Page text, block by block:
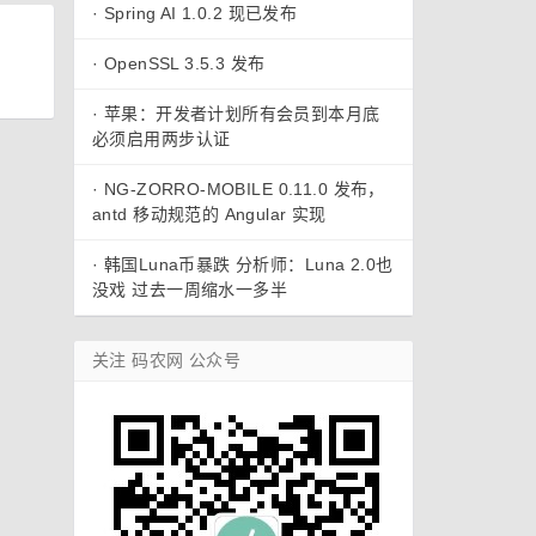
· Spring AI 1.0.2 现已发布
· OpenSSL 3.5.3 发布
· 苹果：开发者计划所有会员到本月底
必须启用两步认证
· NG-ZORRO-MOBILE 0.11.0 发布，
antd 移动规范的 Angular 实现
· 韩国Luna币暴跌 分析师：Luna 2.0也
没戏 过去一周缩水一多半
关注 码农网 公众号